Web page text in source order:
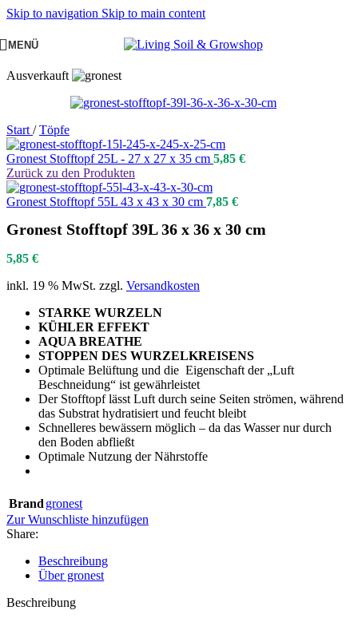
Skip to navigation Skip to main content
MENÜ
Ausverkauft
Start / Töpfe
Gronest Stofftopf 25L - 27 x 27 x 35 cm 5,85 €
Zurück zu den Produkten
Gronest Stofftopf 55L 43 x 43 x 30 cm 7,85 €
Gronest Stofftopf 39L 36 x 36 x 30 cm
5,85 €
inkl. 19 % MwSt. zzgl. Versandkosten
STARKE WURZELN
KÜHLER EFFEKT
AQUA BREATHE
STOPPEN DES WURZELKREISENS
Optimale Belüftung und die Eigenschaft der „Luft
Beschneidung“ ist gewährleistet
Der Stofftopf lässt Luft durch seine Seiten strömen, während
das Substrat hydratisiert und feucht bleibt
Schnelleres bewässern möglich – da das Wasser nur durch
den Boden abfließt
Optimale Nutzung der Nährstoffe
Brand gronest
Zur Wunschliste hinzufügen
Share:
Beschreibung
Über gronest
Beschreibung